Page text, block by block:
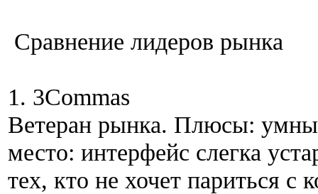
Сравнение лидеров рынка
1. 3Commas
Ветеран рынка. Плюсы:
место: интерфейс слегка
тех, кто не хочет париться с